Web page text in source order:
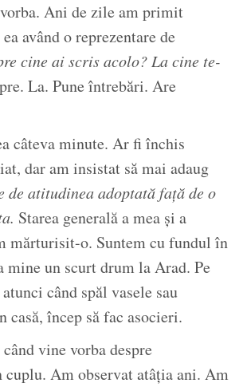
vorba. Ani de zile am primit
având o reprezentare de
cine ai scris acolo? La cine te-
La. Pune întrebări. Are
câteva minute. Ar fi închis
dar am insistat să mai adaug
de atitudinea adoptată față de o
Starea generală a mea și a
mărturisit-o. Suntem cu fundul în
mine un scurt drum la Arad. Pe
când spăl vasele sau
casă, încep să fac asocieri.
vine vorba despre
cuplu. Am observat atâția ani. Am